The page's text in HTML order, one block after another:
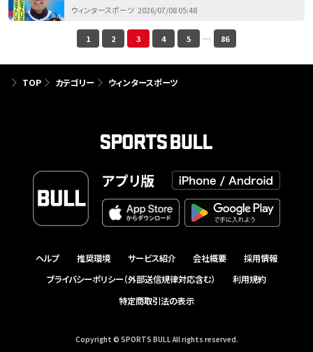
ウィンタースポーツ 2026/07/08 05:48
1 2 3 4 5 … 86
TOP カテゴリー ウィンタースポーツ
アプリ版
ヘルプ 推奨環境 サービス紹介 会社概要
採用情報
プライバシーポリシー（外部送信規律対応含む）
利用規約
特定商取引法の表示
Copyright © SPORTS BULL All rights reserved.